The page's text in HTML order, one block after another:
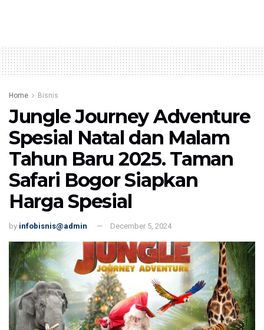
Home Bisnis
Jungle Journey Adventure
Spesial Natal dan Malam
Tahun Baru 2025. Taman
Safari Bogor Siapkan
Harga Spesial
by infobisnis@admin December 5, 2024